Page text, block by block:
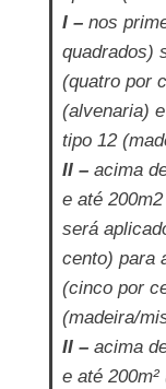
I – nos
quadrados)
(quatro por
(alvenaria)
tipo 12
II – acima
e até
será
cento) para
(cinco por
(madeira/
II –acima
e até